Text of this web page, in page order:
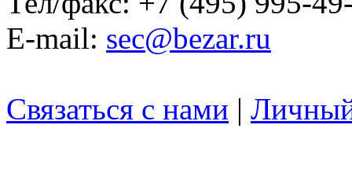
E-mail: sec@bezar.ru
Связаться с нами |